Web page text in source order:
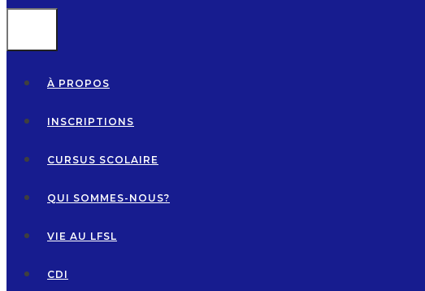
À PROPOS
INSCRIPTIONS
CURSUS SCOLAIRE
QUI SOMMES-NOUS?
VIE AU LFSL
CDI